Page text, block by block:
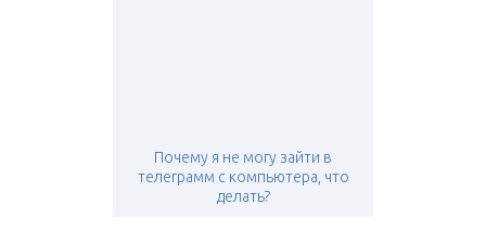
Почему я не могу зайти в
телеграмм с компьютера, что
делать?